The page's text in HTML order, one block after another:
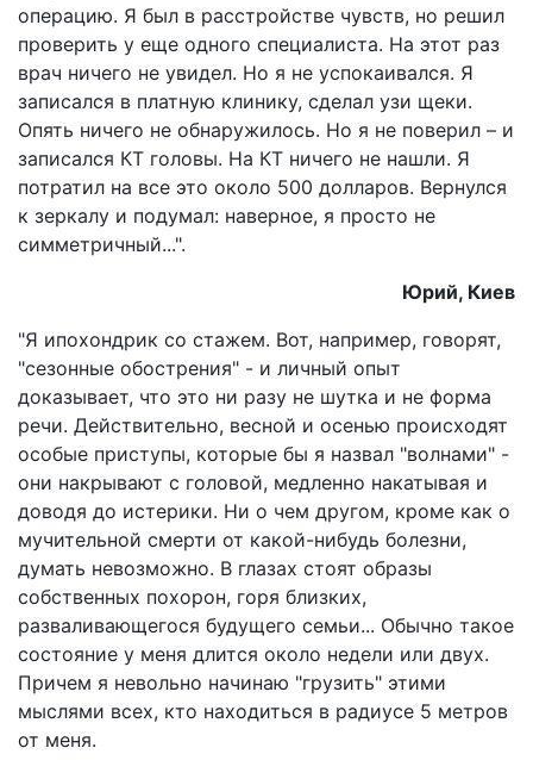
операцию. Я был в расстройстве чувств, но решил
проверить у еще одного специалиста. На этот раз
врач ничего не увидел. Но я не успокаивался. Я
записался в платную клинику, сделал узи щеки.
Опять ничего не обнаружилось. Но я не поверил – и
записался КТ головы. На КТ ничего не нашли. Я
потратил на все это около 500 долларов. Вернулся
к зеркалу и подумал: наверное, я просто не
симметричный...".
Юрий, Киев
"Я ипохондрик со стажем. Вот, например, говорят,
"сезонные обострения" - и личный опыт
доказывает, что это ни разу не шутка и не форма
речи. Действительно, весной и осенью происходят
особые приступы, которые бы я назвал "волнами" -
они накрывают с головой, медленно накатывая и
доводя до истерики. Ни о чем другом, кроме как о
мучительной смерти от какой-нибудь болезни,
думать невозможно. В глазах стоят образы
собственных похорон, горя близких,
разваливающегося будущего семьи... Обычно такое
состояние у меня длится около недели или двух.
Причем я невольно начинаю "грузить" этими
мыслями всех, кто находиться в радиусе 5 метров
от меня.